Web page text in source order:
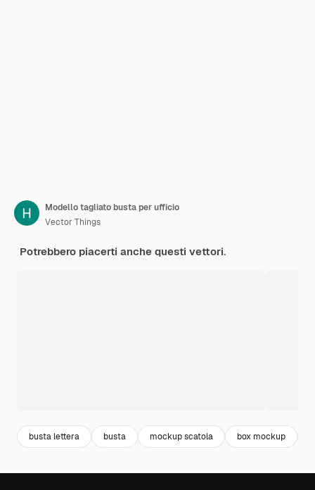
Modello tagliato busta per ufficio
Vector Things
Potrebbero piacerti anche questi vettori.
busta lettera busta mockup scatola box mockup